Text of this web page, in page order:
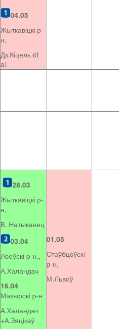
04.05
Жыткавіцкі р-
н,
Дз.Кіцель et
al.
28.03
Жыткавіцкі р-
н,
В. Натыканец
03.04
Лоеўскі р-н.,
А.Халандач
16.04
Мазырскі р-н
А.Халандач
+А.Зяцікаў
01.05
Стаўбцоўскі
р-н,
М.Львоў